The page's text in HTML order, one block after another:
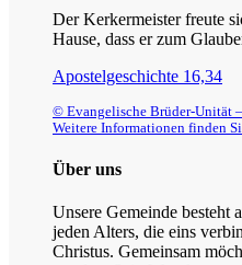
Der Kerkermeister freute
Hause, dass er zum
Apostelgeschichte 16,34
© Evangelische Brüder-Unität
Weitere Informationen finden
Über uns
Unsere Gemeinde besteht
jeden Alters, die eins
Christus. Gemeinsam